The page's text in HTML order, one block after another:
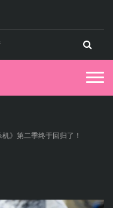
》第二季终于回归了！